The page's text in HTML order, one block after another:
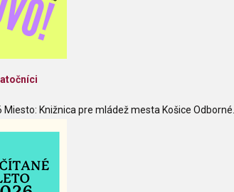
Knižnica pre mládež mesta Košice Odborné...